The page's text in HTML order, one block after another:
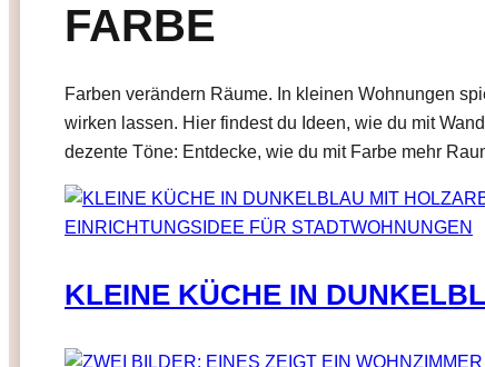
FARBE
Farben verändern Räume. In kleinen Wohnungen
wirken lassen. Hier findest du Ideen, wie du mit
dezente Töne: Entdecke, wie du mit Farbe mehr
KLEINE KÜCHE IN